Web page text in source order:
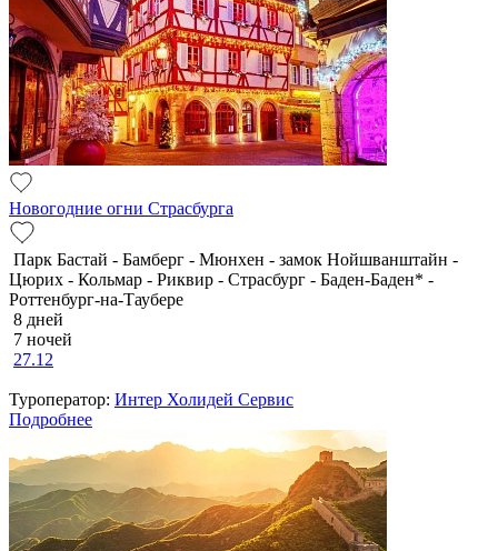
Новогодние огни Страсбурга
Парк Бастай - Бамберг - Мюнхен - замок Нойшванштайн -
Цюрих - Кольмар - Риквир - Страсбург - Баден-Баден* -
Роттенбург-на-Таубере
8 дней
7 ночей
27.12
Туроператор: Интер Холидей Сервис
Подробнее